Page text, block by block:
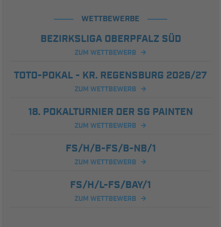
WETTBEWERBE
BEZIRKSLIGA OBERPFALZ SÜD
ZUM WETTBEWERB
TOTO-POKAL - KR. REGENSBURG 2026/27
ZUM WETTBEWERB
18. POKALTURNIER DER SG PAINTEN
ZUM WETTBEWERB
FS/H/B-FS/B-NB/1
ZUM WETTBEWERB
FS/H/L-FS/BAY/1
ZUM WETTBEWERB